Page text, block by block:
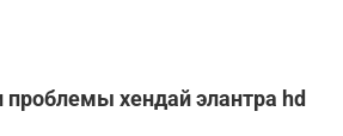
хендай элантра hd